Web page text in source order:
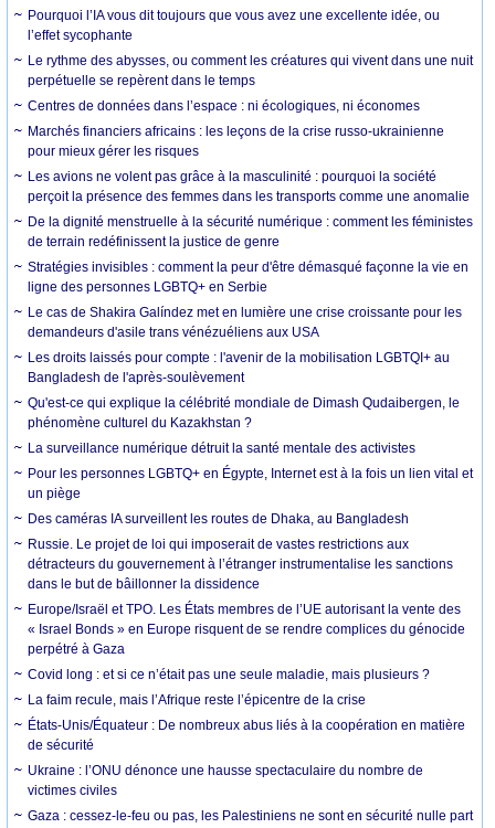
Pourquoi l’IA vous dit toujours que vous avez une excellente idée, ou
l’effet sycophante
Le rythme des abysses, ou comment les créatures qui vivent dans une nuit
perpétuelle se repèrent dans le temps
Centres de données dans l’espace : ni écologiques, ni économes
Marchés financiers africains : les leçons de la crise russo-ukrainienne
pour mieux gérer les risques
Les avions ne volent pas grâce à la masculinité : pourquoi la société
perçoit la présence des femmes dans les transports comme une anomalie
De la dignité menstruelle à la sécurité numérique : comment les féministes
de terrain redéfinissent la justice de genre
Stratégies invisibles : comment la peur d'être démasqué façonne la vie en
ligne des personnes LGBTQ+ en Serbie
Le cas de Shakira Galíndez met en lumière une crise croissante pour les
demandeurs d'asile trans vénézuéliens aux USA
Les droits laissés pour compte : l'avenir de la mobilisation LGBTQI+ au
Bangladesh de l'après-soulèvement
Qu'est-ce qui explique la célébrité mondiale de Dimash Qudaibergen, le
phénomène culturel du Kazakhstan ?
La surveillance numérique détruit la santé mentale des activistes
Pour les personnes LGBTQ+ en Égypte, Internet est à la fois un lien vital et
un piège
Des caméras IA surveillent les routes de Dhaka, au Bangladesh
Russie. Le projet de loi qui imposerait de vastes restrictions aux
détracteurs du gouvernement à l’étranger instrumentalise les sanctions
dans le but de bâillonner la dissidence
Europe/Israël et TPO. Les États membres de l’UE autorisant la vente des
« Israel Bonds » en Europe risquent de se rendre complices du génocide
perpétré à Gaza
Covid long : et si ce n’était pas une seule maladie, mais plusieurs ?
La faim recule, mais l’Afrique reste l’épicentre de la crise
États-Unis/Équateur : De nombreux abus liés à la coopération en matière
de sécurité
Ukraine : l’ONU dénonce une hausse spectaculaire du nombre de
victimes civiles
Gaza : cessez-le-feu ou pas, les Palestiniens ne sont en sécurité nulle part